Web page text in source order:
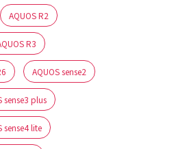
AQUOS R2
R3
AQUOS sense2
sense3 plus
sense4 lite